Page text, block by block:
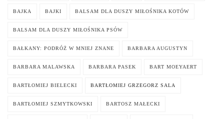
BAJKA BAJKI BALSAM DLA DUSZY MIŁOŚNIKA KOTÓW
BALSAM DLA DUSZY MIŁOŚNIKA PSÓW
BAŁKANY: PODRÓŻ W MNIEJ ZNANE BARBARA AUGUSTYN
BARBARA MALAWSKA BARBARA PASEK BART MOEYAERT
BARTŁOMIEJ BIELECKI BARTŁOMIEJ GRZEGORZ SALA
BARTŁOMIEJ SZMYTKOWSKI BARTOSZ MAŁECKI